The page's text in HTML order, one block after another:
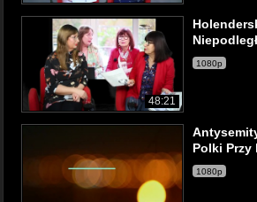
48:21
1080p
Polki Przy
1080p